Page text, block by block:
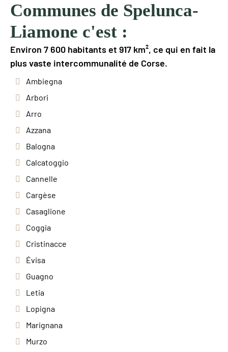
Communes de Spelunca-
Liamone c'est :
Environ 7 600 habitants et 917 km², ce qui en fait la
plus vaste intercommunalité de Corse.
Ambiegna
Arbori
Arro
Azzana
Balogna
Calcatoggio
Cannelle
Cargèse
Casaglione
Coggia
Cristinacce
Évisa
Guagno
Letia
Lopigna
Marignana
Murzo